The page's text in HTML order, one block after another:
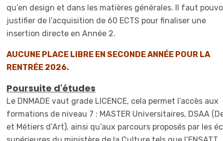
qu’en design et dans les matières générales. Il faut
justifier de l’acquisition de 60 ECTS pour finaliser une
insertion directe en Année 2.
AUCUNE PLACE LIBRE EN SECONDE ANNÉE POUR LA
RENTRÉE 2026.
Poursuite d'études
Le DNMADE vaut grade LICENCE, cela permet l’accès aux
formations de niveau 7 : MASTER Universitaires, DSAA
et Métiers d’Art), ainsi qu’aux parcours proposés par les